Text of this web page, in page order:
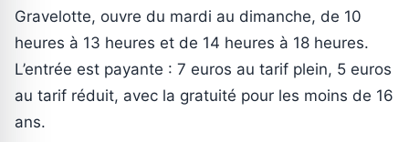
Gravelotte, ouvre du mardi au dimanche, de 10
heures à 13 heures et de 14 heures à 18 heures.
L’entrée est payante : 7 euros au tarif plein, 5 euros
au tarif réduit, avec la gratuité pour les moins de 16
ans.